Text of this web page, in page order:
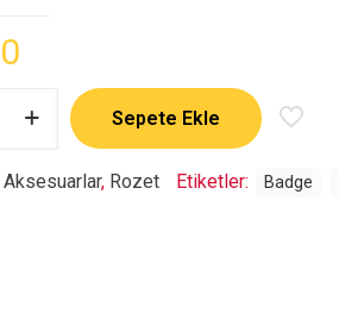
Sepete Ekle
Aksesuarlar, Rozet Etiketler: Badge